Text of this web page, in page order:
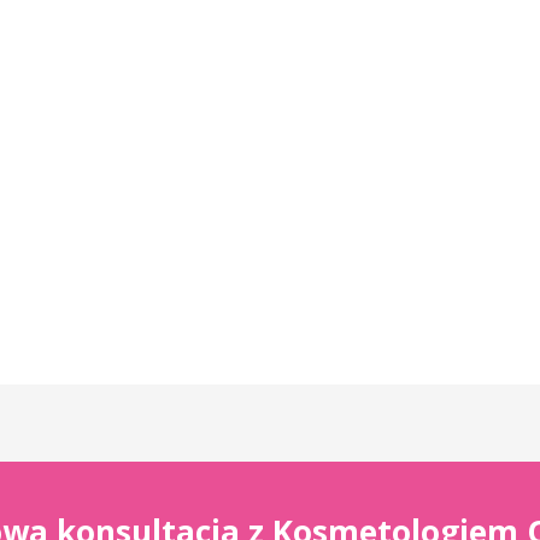
konsultacja z Kosmetologiem